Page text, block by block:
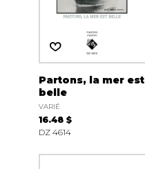
Partons, la mer est
belle
VARIÉ
16.48 $
DZ 4614